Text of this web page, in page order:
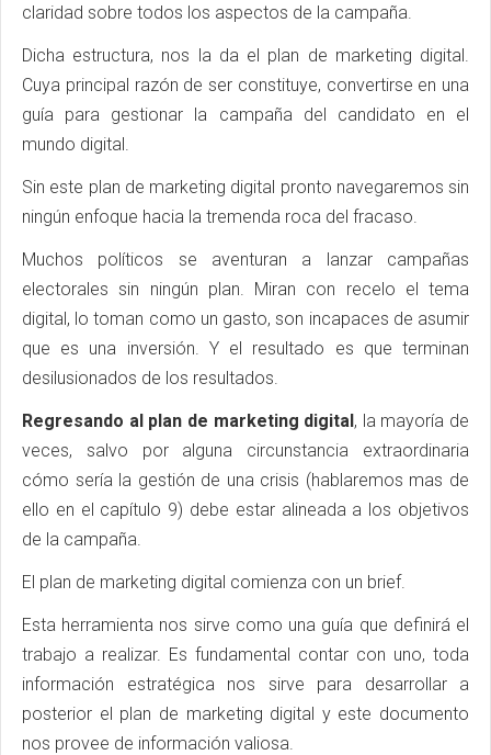
claridad sobre todos los aspectos de la campaña.
Dicha estructura, nos la da el plan de marketing digital.
Cuya principal razón de ser constituye, convertirse en una
guía para gestionar la campaña del candidato en el
mundo digital.
Sin este plan de marketing digital pronto navegaremos sin
ningún enfoque hacia la tremenda roca del fracaso.
Muchos políticos se aventuran a lanzar campañas
electorales sin ningún plan. Miran con recelo el tema
digital, lo toman como un gasto, son incapaces de asumir
que es una inversión. Y el resultado es que terminan
desilusionados de los resultados.
Regresando al plan de marketing digital, la mayoría de
veces, salvo por alguna circunstancia extraordinaria
cómo sería la gestión de una crisis (hablaremos mas de
ello en el capítulo 9) debe estar alineada a los objetivos
de la campaña.
El plan de marketing digital comienza con un brief.
Esta herramienta nos sirve como una guía que definirá el
trabajo a realizar. Es fundamental contar con uno, toda
información estratégica nos sirve para desarrollar a
posterior el plan de marketing digital y este documento
nos provee de información valiosa.